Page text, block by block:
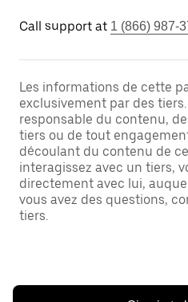
Call support at 1 (866) 987-
Les informations de cette
exclusivement par des
responsable du contenu,
tiers ou de tout
découlant du contenu de
interagissez avec un tiers,
directement avec lui,
vous avez des questions,
tiers.